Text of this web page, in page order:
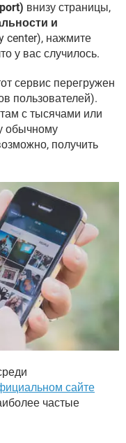
внизу страницы,
и
center), нажмите
у вас случилось.
сервис перегружен
пользователей).
с тысячами или
обычному
получить
сайте
частые